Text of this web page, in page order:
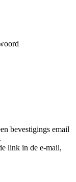
bevestigings email
link in de e-mail,